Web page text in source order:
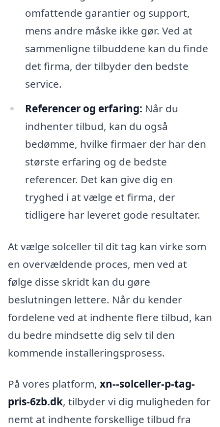
omfattende garantier og support,
mens andre måske ikke gør. Ved at
sammenligne tilbuddene kan du finde
det firma, der tilbyder den bedste
service.
Referencer og erfaring: Når du
indhenter tilbud, kan du også
bedømme, hvilke firmaer der har den
største erfaring og de bedste
referencer. Det kan give dig en
tryghed i at vælge et firma, der
tidligere har leveret gode resultater.
At vælge solceller til dit tag kan virke som
en overvældende proces, men ved at
følge disse skridt kan du gøre
beslutningen lettere. Når du kender
fordelene ved at indhente flere tilbud, kan
du bedre mindsette dig selv til den
kommende installeringsprosess.
På vores platform, xn--solceller-p-tag-
pris-6zb.dk, tilbyder vi dig muligheden for
nemt at indhente forskellige tilbud fra